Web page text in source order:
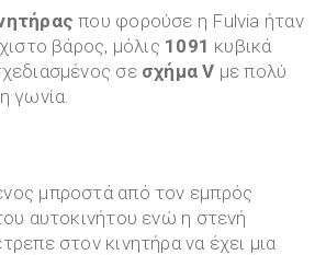
που φορούσε η Fulvia ήταν
βάρος, μόλις 1091 κυβικά
σε σχήμα V με πολύ
γωνία.
μπροστά από τον εμπρός
αυτοκινήτου ενώ η στενή
στον κινητήρα να έχει μια